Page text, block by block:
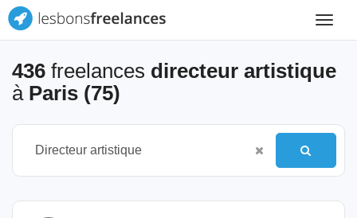
Toggle
436 freelances directeur artistique
à Paris (75)